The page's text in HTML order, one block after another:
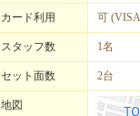
カード利用 可 (VISA
スタッフ数 1名
セット面数 2台
地図